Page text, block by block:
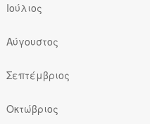
Ιούλιος
Αύγουστος
Σεπτέμβριος
Οκτώβριος